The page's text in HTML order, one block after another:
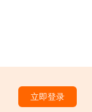
立即登录